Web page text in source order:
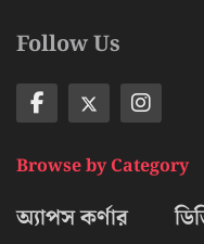
Follow Us
Browse by Category
অ্যাপস কর্ণার